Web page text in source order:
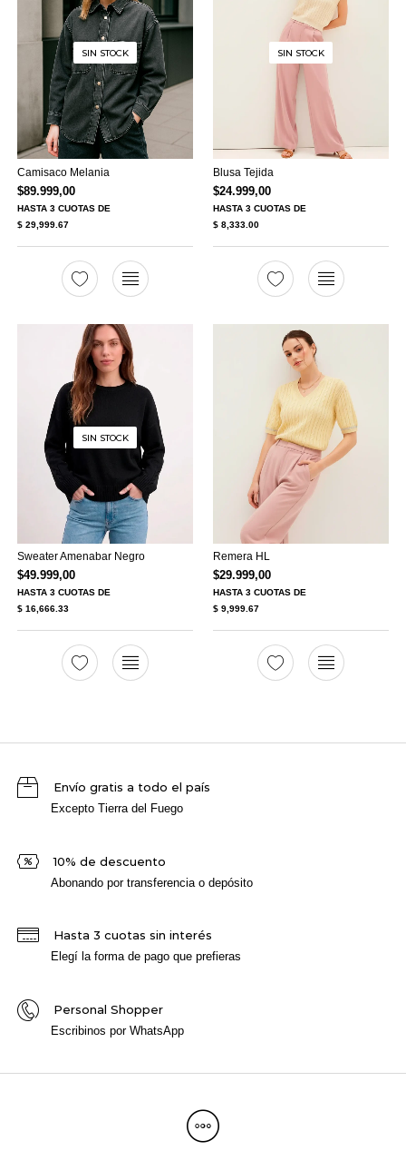
SIN STOCK
Camisaco Melania
$89.999,00
HASTA 3 CUOTASDE
$ 29,999.67
SIN STOCK
Blusa Tejida
$24.999,00
HASTA3 CUOTAS DE
$ 8,333.00
SIN STOCK
Sweater Amenabar Negro
$49.999,00
HASTA 3 CUOTASDE
$ 16,666.33
Remera HL
$29.999,00
HASTA3 CUOTAS DE
$ 9,999.67
Envío gratis a todo el país
Excepto Tierra del Fuego
10% de descuento
Abonando por transferencia o depósito
Hasta 3 cuotas sin interés
Elegí la forma de pago que prefieras
Personal Shopper
Escribinos por WhatsApp